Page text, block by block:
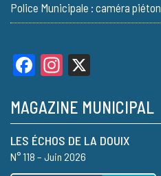
Police Municipale : caméra piéton
FacebookInstagram
MAGAZINE MUNICIPAL
LES ÉCHOS DE LA DOUIX
N° 118 – Juin 2026